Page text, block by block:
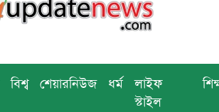
বিশ্ব শেয়ারনিউজ ধর্ম
লাইফ
স্টাইল